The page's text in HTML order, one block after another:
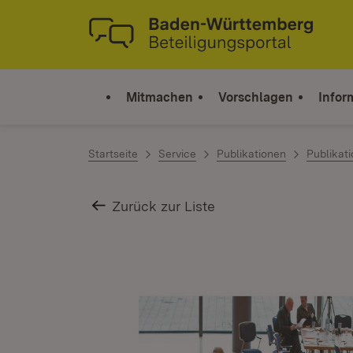
Zum Inhalt springen
Link zur Startseite
Mitmachen Vorschlagen
Startseite Service Publikationen
Zurück zur Liste